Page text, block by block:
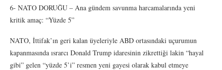
6- NATO DORUĞU – Ana gündem savunma harcamalarında yeni
kritik amaç: “Yüzde 5”
NATO, İttifak’ın geri kalan üyeleriyle ABD ortasındaki uçurumun
kapanmasında ısrarcı Donald Trump idaresinin zikrettiği lakin “hayal
gibi” gelen “yüzde 5’i” resmen yeni gayesi olarak kabul etmeye